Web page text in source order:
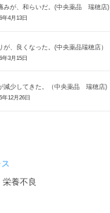
みが、和らいだ。(中央薬品 瑞穂店)
年4月13日
が、良くなった。(中央薬品瑞穂店）
年3月15日
減少してきた。（中央薬品 瑞穂店)
年12月26日
栄養不良